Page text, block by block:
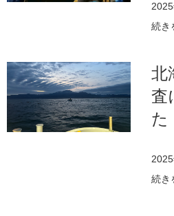
2025
続き
北
査
た
2025
続き